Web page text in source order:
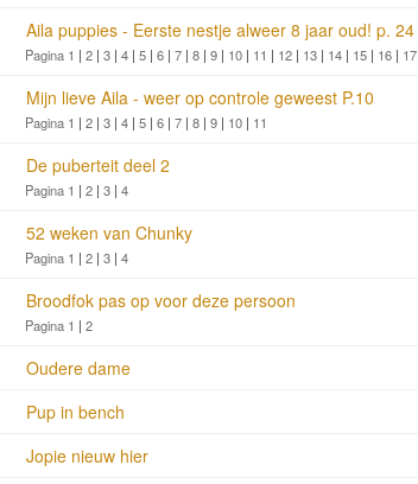
Aila puppies - Eerste nestje alweer 8 jaar oud! p. 24
Pagina 1 | 2 | 3 | 4 | 5 | 6 | 7 | 8 | 9 | 10 | 11 | 12 | 13 | 14 | 15 | 16 | 17
Mijn lieve Aila - weer op controle geweest P.10
Pagina 1 | 2 | 3 | 4 | 5 | 6 | 7 | 8 | 9 | 10 | 11
De puberteit deel 2
Pagina 1 | 2 | 3 | 4
52 weken van Chunky
Pagina 1 | 2 | 3 | 4
Broodfok pas op voor deze persoon
Pagina 1 | 2
Oudere dame
Pup in bench
Jopie nieuw hier